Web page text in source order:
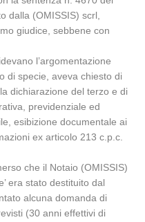
dalla (OMISSIS) scrl,
giudice, sebbene con
l’argomentazione
di specie, aveva chiesto di
dichiarazione del terzo e di
previdenziale ed
esibizione documentale ai
ex articolo 213 c.p.c.
che il Notaio (OMISSIS)
era stato destituito dal
alcuna domanda di
(30 anni effettivi di